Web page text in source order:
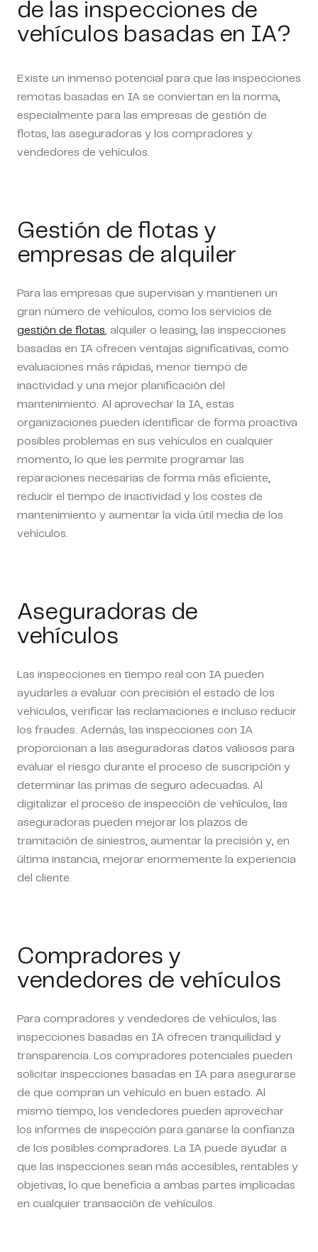
de las inspecciones de
vehículos basadas en IA?
Existe un inmenso potencial para que las inspecciones
remotas basadas en IA se conviertan en la norma,
especialmente para las empresas de gestión de
flotas, las aseguradoras y los compradores y
vendedores de vehículos.
Gestión de flotas y
empresas de alquiler
Para las empresas que supervisan y mantienen un
gran número de vehículos, como los servicios de
gestión de flotas , alquiler o leasing, las inspecciones
basadas en IA ofrecen ventajas significativas, como
evaluaciones más rápidas, menor tiempo de
inactividad y una mejor planificación del
mantenimiento. Al aprovechar la IA, estas
organizaciones pueden identificar de forma proactiva
posibles problemas en sus vehículos en cualquier
momento, lo que les permite programar las
reparaciones necesarias de forma más eficiente,
reducir el tiempo de inactividad y los costes de
mantenimiento y aumentar la vida útil media de los
vehículos.
Aseguradoras de
vehículos
Las inspecciones en tiempo real con IA pueden
ayudarles a evaluar con precisión el estado de los
vehículos, verificar las reclamaciones e incluso reducir
los fraudes. Además, las inspecciones con IA
proporcionan a las aseguradoras datos valiosos para
evaluar el riesgo durante el proceso de suscripción y
determinar las primas de seguro adecuadas. Al
digitalizar el proceso de inspección de vehículos, las
aseguradoras pueden mejorar los plazos de
tramitación de siniestros, aumentar la precisión y, en
última instancia, mejorar enormemente la experiencia
del cliente.
Compradores y
vendedores de vehículos
Para compradores y vendedores de vehículos, las
inspecciones basadas en IA ofrecen tranquilidad y
transparencia. Los compradores potenciales pueden
solicitar inspecciones basadas en IA para asegurarse
de que compran un vehículo en buen estado. Al
mismo tiempo, los vendedores pueden aprovechar
los informes de inspección para ganarse la confianza
de los posibles compradores. La IA puede ayudar a
que las inspecciones sean más accesibles, rentables y
objetivas, lo que beneficia a ambas partes implicadas
en cualquier transacción de vehículos.